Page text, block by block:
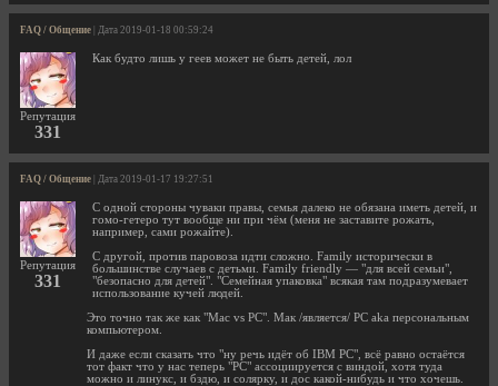
FAQ / Общение | Дата 2019-01-18 00:59:24
Репутация
331
Как будто лишь у геев может не быть детей, лол
FAQ / Общение | Дата 2019-01-17 19:27:51
Репутация
331
С одной стороны чуваки правы, семья далеко не обязана иметь детей, и
гомо-гетеро тут вообще ни при чём (меня не заставите рожать,
например, сами рожайте).
С другой, против паровоза идти сложно. Family исторически в
большинстве случаев с детьми. Family friendly — "для всей семьи",
"безопасно для детей". "Семейная упаковка" всякая там подразумевает
использование кучей людей.
Это точно так же как "Mac vs PC". Мак /является/ PC aka персональным
компьютером.
И даже если сказать что "ну речь идёт об IBM PC", всё равно остаётся
тот факт что у нас теперь "PC" ассоциируется с виндой, хотя туда
можно и линукс, и бздю, и солярку, и дос какой-нибудь и что хочешь.